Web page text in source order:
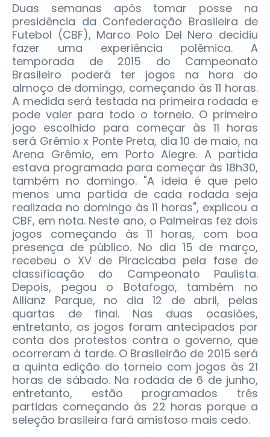
Duas semanas após tomar posse na
presidência da Confederação Brasileira de
Futebol (CBF), Marco Polo Del Nero decidiu
fazer uma experiência polêmica. A
temporada de 2015 do Campeonato
Brasileiro poderá ter jogos na hora do
almoço de domingo, começando às 11 horas.
A medida será testada na primeira rodada e
pode valer para todo o torneio. O primeiro
jogo escolhido para começar às 11 horas
será Grêmio x Ponte Preta, dia 10 de maio, na
Arena Grêmio, em Porto Alegre. A partida
estava programada para começar às 18h30,
também no domingo. "A ideia é que pelo
menos uma partida de cada rodada seja
realizada no domingo às 11 horas", explicou a
CBF, em nota. Neste ano, o Palmeiras fez dois
jogos começando às 11 horas, com boa
presença de público. No dia 15 de março,
recebeu o XV de Piracicaba pela fase de
classificação do Campeonato Paulista.
Depois, pegou o Botafogo, também no
Allianz Parque, no dia 12 de abril, pelas
quartas de final. Nas duas ocasiões,
entretanto, os jogos foram antecipados por
conta dos protestos contra o governo, que
ocorreram à tarde. O Brasileirão de 2015 será
a quinta edição do torneio com jogos às 21
horas de sábado. Na rodada de 6 de junho,
entretanto, estão programados três
partidas começando às 22 horas porque a
seleção brasileira fará amistoso mais cedo.